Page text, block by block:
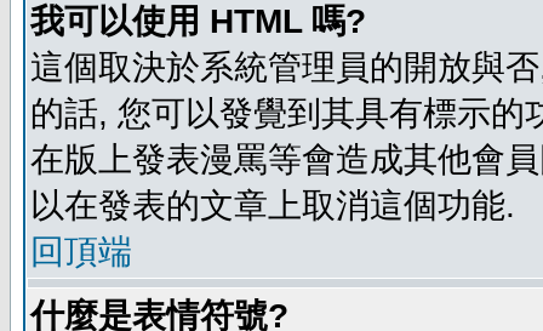
我可以使用 HTML 嗎?
這個取決於系統管理員的開放與
的話, 您可以發覺到其具有標示
在版上發表漫罵等會造成其他會
以在發表的文章上取消這個功能.
回頂端
什麼是表情符號?